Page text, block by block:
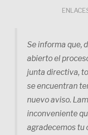
Se informa que,
abierto el
junta directiva,
se encuentran
nuevo aviso.
inconveniente
agradecemos tu